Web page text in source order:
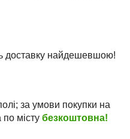
доставку найдешевшою!
за умови покупки на
по місту безкоштовна!